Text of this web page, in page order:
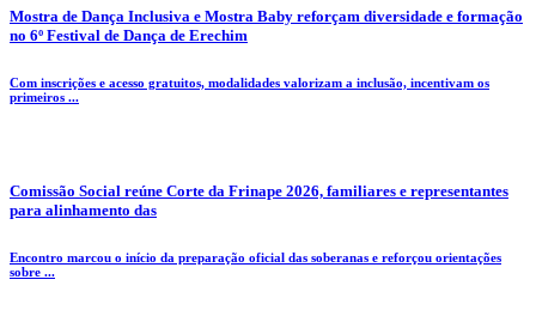
Mostra de Dança Inclusiva e Mostra Baby reforçam diversidade e formação
no 6º Festival de Dança de Erechim
Com inscrições e acesso gratuitos, modalidades valorizam a inclusão, incentivam os
primeiros ...
Comissão Social reúne Corte da Frinape 2026, familiares e representantes
para alinhamento das
Encontro marcou o início da preparação oficial das soberanas e reforçou orientações
sobre ...